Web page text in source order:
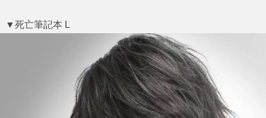
▼死亡筆記本 L